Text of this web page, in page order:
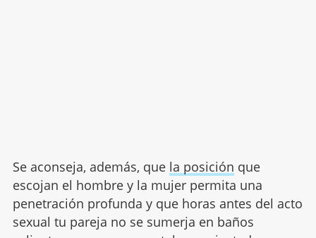
Se aconseja, además, que la posición que
escojan el hombre y la mujer permita una
penetración profunda y que horas antes del acto
sexual tu pareja no se sumerja en baños